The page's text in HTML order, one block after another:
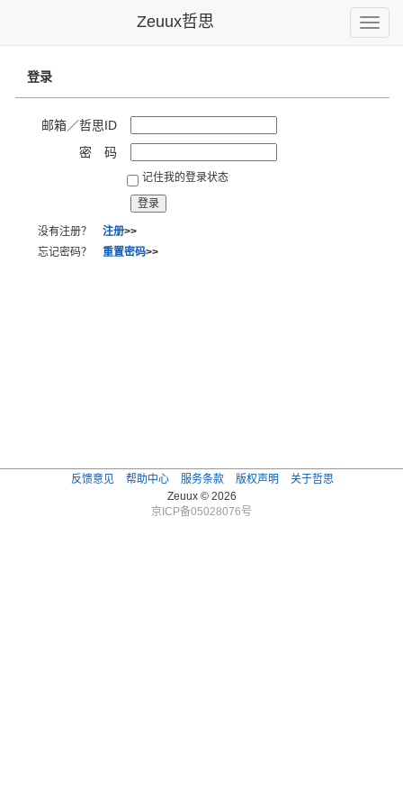
Toggle
Zeuux哲思
登录
邮箱／哲思ID
密 码
记住我的登录状态
没有注册？ 注册>>
忘记密码？ 重置密码>>
反馈意见 帮助中心 服务条款 版权声明
关于哲思
Zeuux © 2026
京ICP备05028076号